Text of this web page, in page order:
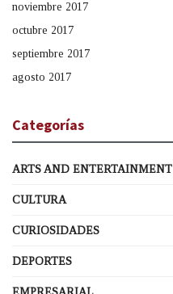
noviembre 2017
octubre 2017
septiembre 2017
agosto 2017
Categorías
ARTS AND ENTERTAINMENT
CULTURA
CURIOSIDADES
DEPORTES